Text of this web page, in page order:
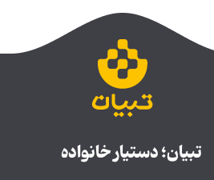
تبیان؛ دستیار خانواده